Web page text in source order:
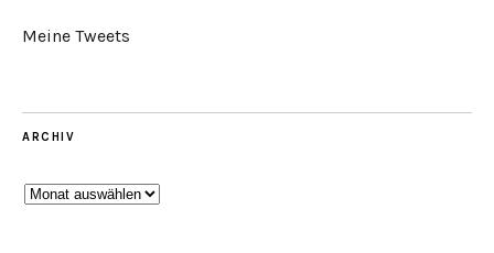
Meine Tweets
ARCHIV
Archiv